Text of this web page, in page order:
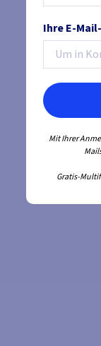
Ihre E-
Mit Ihrer
Gratis-